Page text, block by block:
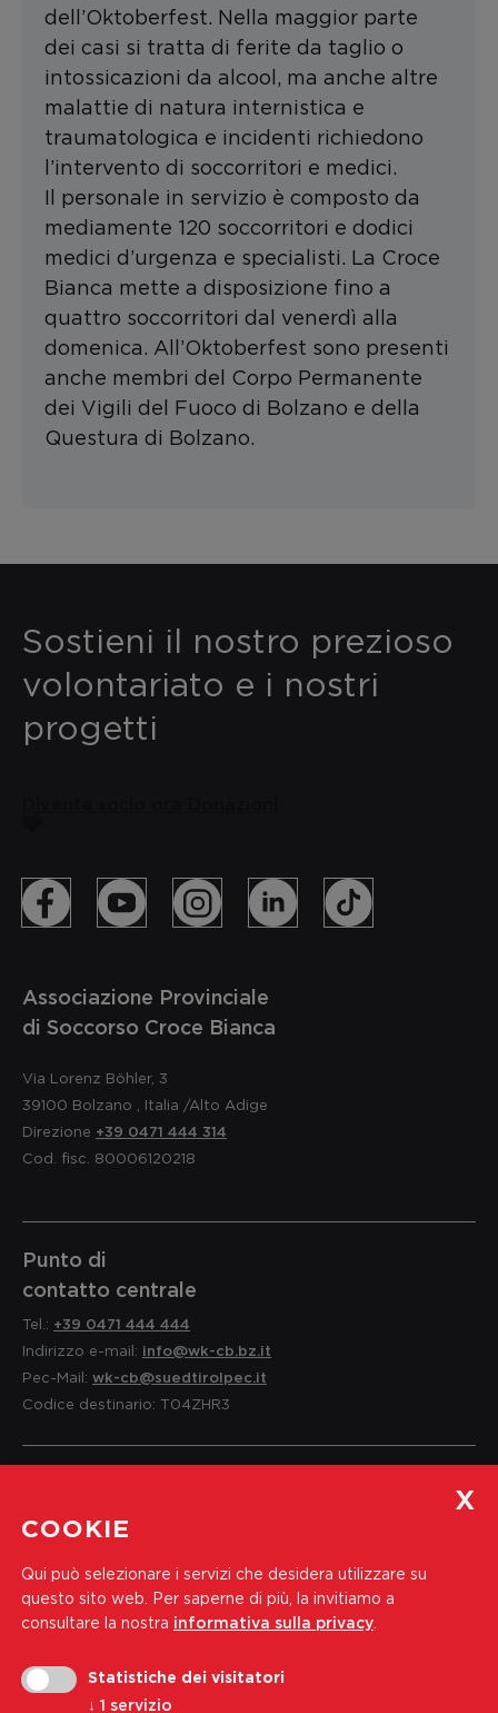
dell’Oktoberfest. Nella maggior parte
dei casi si tratta di ferite da taglio o
intossicazioni da alcool, ma anche altre
malattie di natura internistica e
traumatologica e incidenti richiedono
l’intervento di soccorritori e medici.
Il personale in servizio è composto da
mediamente 120 soccorritori e dodici
medici d’urgenza e specialisti. La Croce
Bianca mette a disposizione fino a
quattro soccorritori dal venerdì alla
domenica. All’Oktoberfest sono presenti
anche membri del Corpo Permanente
dei Vigili del Fuoco di Bolzano e della
Questura di Bolzano.
Sostieni il nostro prezioso
volontariato e i nostri
progetti
Associazione Provinciale
di Soccorso Croce Bianca
Via Lorenz Böhler, 3
39100 Bolzano Italia /Alto Adige
Direzione +39 0471 444 314
Cod. fisc. 80006120218
Punto di
contatto centrale
Tel.: +39 0471 444 444
Indirizzo e-mail: info@wk-cb.bz.it
Pec-Mail: wk-cb@suedtirolpec.it
Codice destinario: T04ZHR3
e informazioni
Tel.:
Indirizzo e-mail:
soci@wk-cb.bz.it
Iscriviti alla nostra newsletter
COOKIE
Qui può selezionare i servizi che desidera utilizzare su
questo sito web. Per saperne di più, la invitiamo a
consultare la nostra informativa sulla privacy
Statistiche dei visitatori
↓ 1 servizio